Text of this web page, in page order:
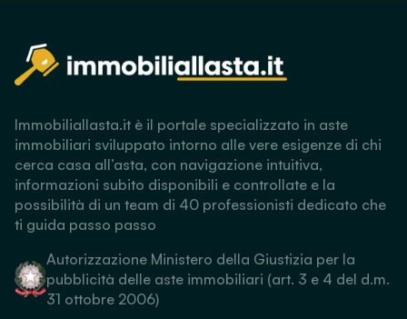
Immobiliallasta.it è il portale specializzato in aste
immobiliari sviluppato intorno alle vere esigenze di chi
cerca casa all’asta, con navigazione intuitiva,
informazioni subito disponibili e controllate e la
possibilità di un team di 40 professionisti dedicato che
ti guida passo passo
Autorizzazione Ministero della Giustizia per la
pubblicità delle aste immobiliari (art. 3 e 4 del d.m.
31 ottobre 2006)